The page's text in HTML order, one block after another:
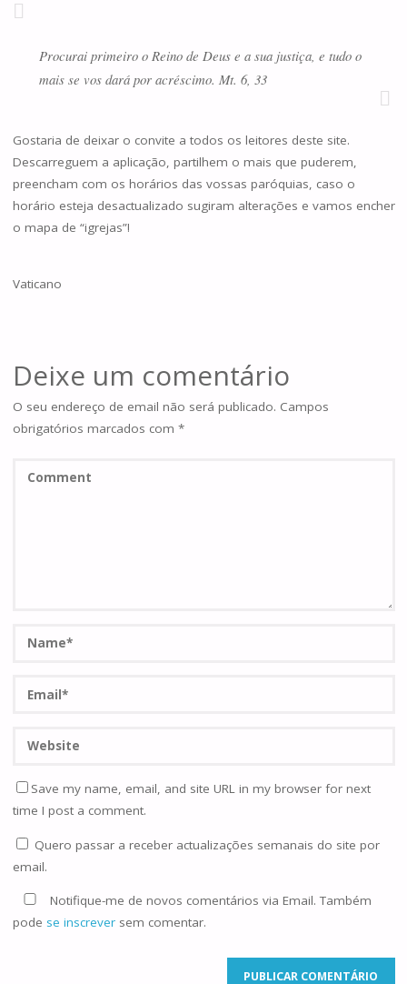
Procurai primeiro o Reino de Deus e a sua justiça, e tudo o
mais se vos dará por acréscimo. Mt. 6, 33
Gostaria de deixar o convite a todos os leitores deste site.
Descarreguem a aplicação, partilhem o mais que puderem,
preencham com os horários das vossas paróquias, caso o
horário esteja desactualizado sugiram alterações e vamos encher
o mapa de “igrejas”!
Vaticano
Deixe um comentário
O seu endereço de email não será publicado. Campos
obrigatórios marcados com *
Save my name, email, and site URL in my browser for next
time I post a comment.
Quero passar a receber actualizações semanais do site por
email.
Notifique-me de novos comentários via Email. Também
pode se inscreversem comentar.